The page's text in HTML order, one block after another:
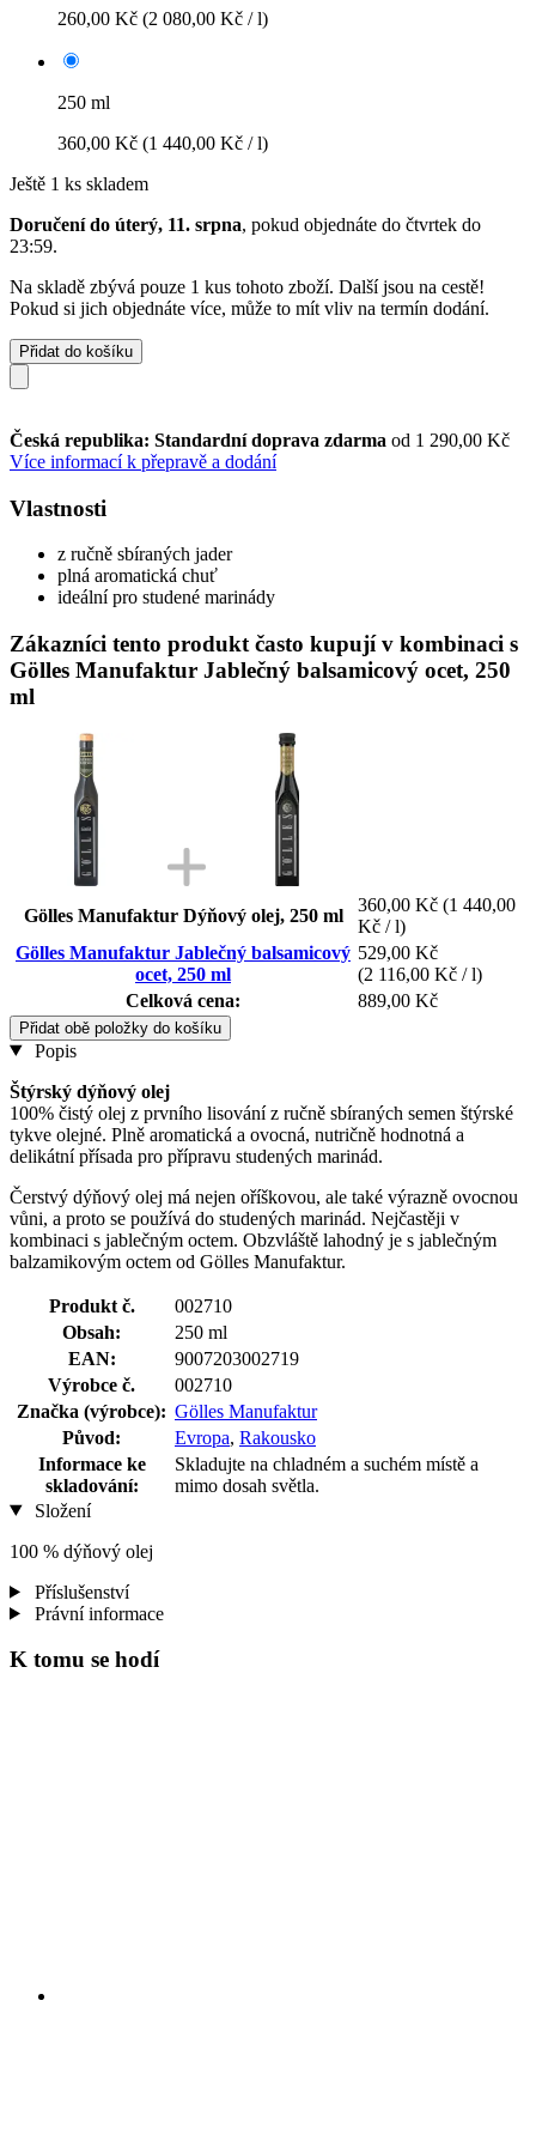
260,00 Kč (2 080,00 Kč / l)
250 ml
360,00 Kč (1 440,00 Kč / l)
Ještě 1 ks skladem
Doručení do úterý, 11. srpna, pokud objednáte do čtvrtek do
23:59.
Na skladě zbývá pouze 1 kus tohoto zboží. Další jsou na cestě!
Pokud si jich objednáte více, může to mít vliv na termín dodání.
Přidat do košíku
Česká republika: Standardní doprava zdarma od 1 290,00 Kč
Více informací k přepravě a dodání
Vlastnosti
z ručně sbíraných jader
plná aromatická chuť
ideální pro studené marinády
Zákazníci tento produkt často kupují v kombinaci s
Gölles Manufaktur Jablečný balsamicový ocet, 250
ml
Gölles Manufaktur Dýňový olej, 250 ml
360,00 Kč (1 440,00
Kč / l)
Gölles Manufaktur Jablečný balsamicový
ocet, 250 ml
529,00 Kč
(2 116,00 Kč / l)
Celková cena:
889,00 Kč
Přidat obě položky do košíku
Popis
Štýrský dýňový olej
100% čistý olej z prvního lisování z ručně sbíraných semen štýrské
tykve olejné. Plně aromatická a ovocná, nutričně hodnotná a
delikátní přísada pro přípravu studených marinád.
Čerstvý dýňový olej má nejen oříškovou, ale také výrazně ovocnou
vůni, a proto se používá do studených marinád. Nejčastěji v
kombinaci s jablečným octem. Obzvláště lahodný je s jablečným
balzamikovým octem od Gölles Manufaktur.
Produkt č.
002710
Obsah:
250 ml
EAN:
9007203002719
Výrobce č.
002710
Značka (výrobce): Gölles Manufaktur
Původ:
Evropa, Rakousko
Informace ke
skladování:
Skladujte na chladném a suchém místě a
mimo dosah světla.
Složení
100 % dýňový olej
Příslušenství
Právní informace
K tomu se hodí